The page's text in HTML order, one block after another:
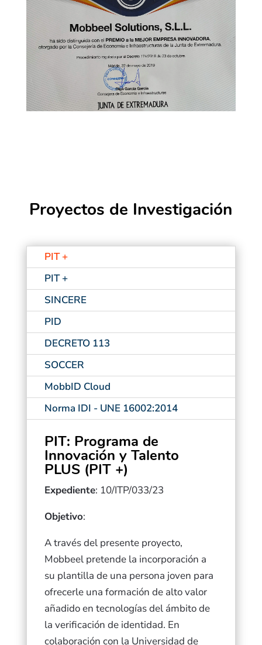
Proyectos de Investigación
PIT +
PIT +
SINCERE
PID
DECRETO 113
SOCCER
MobbID Cloud
Norma IDI - UNE 16002:2014
PIT: Programa de
Innovación y Talento
PLUS (PIT +)
Expediente: 10/ITP/033/23
Objetivo:
A través del presente proyecto,
Mobbeel pretende la incorporación a
su plantilla de una persona joven para
ofrecerle una formación de alto valor
añadido en tecnologías del ámbito de
la verificación de identidad. En
colaboración con la Universidad de